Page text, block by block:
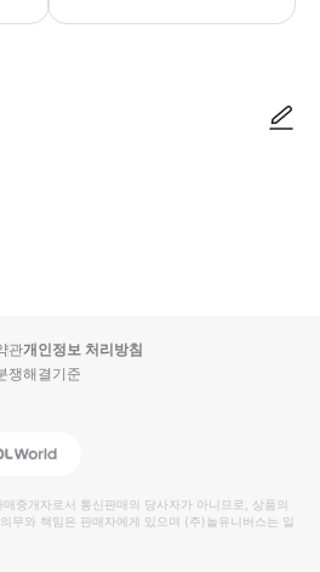
관개인정보 처리방침
쟁해결기준
Global
중개자로서 통신판매의 당사자가 아니므로, 상품의
무와 책임은 판매자에게 있으며 (주)놀유니버스는 일